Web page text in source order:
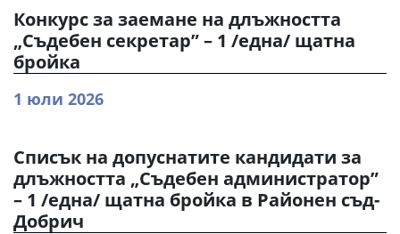
Конкурс за заемане на длъжността
„Съдебен секретар” – 1 /една/ щатна
бройка
1 юли 2026
Списък на допуснатите кандидати за
длъжността „Съдебен администратор”
– 1 /една/ щатна бройка в Районен съд-
Добрич